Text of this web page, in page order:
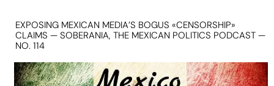
EXPOSING MEXICAN MEDIA’S BOGUS «CENSORSHIP»
CLAIMS — SOBERANIA, THE MEXICAN POLITICS PODCAST —
NO. 114